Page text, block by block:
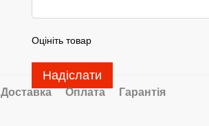
Оцініть товар
Надіслати
Доставка Оплата Гарантія